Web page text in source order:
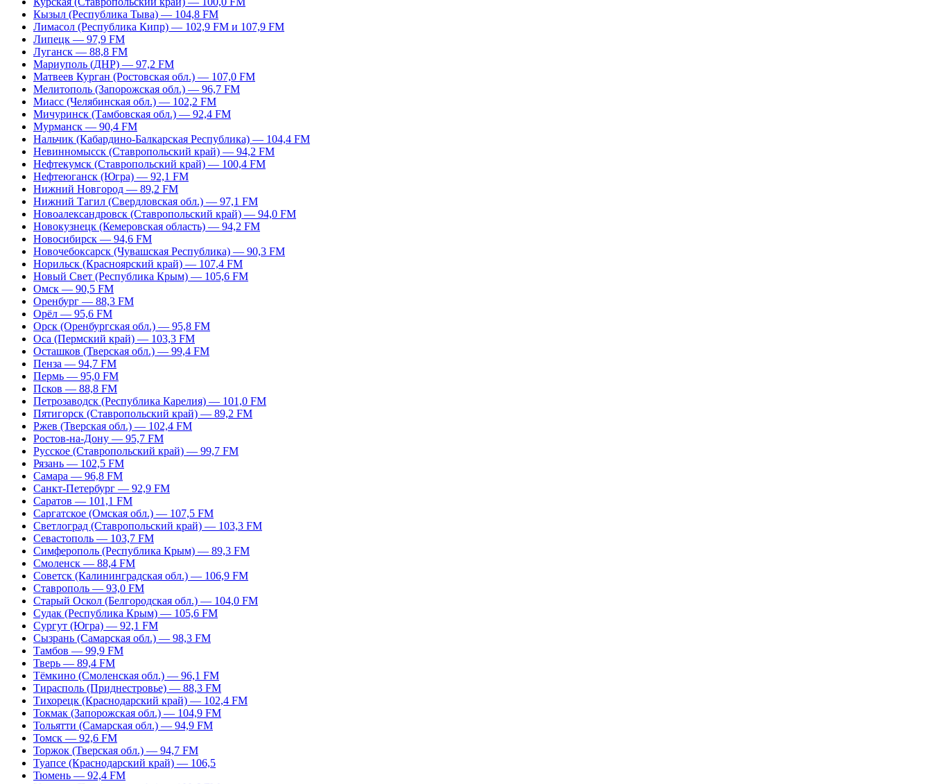
Кызыл (Республика Тыва) — 104,8 FM
Лимасол (Республика Кипр) — 102,9 FM и 107,9 FM
Липецк — 97,9 FM
Луганск — 88,8 FM
Мариуполь (ДНР) — 97,2 FM
Матвеев Курган (Ростовская обл.) — 107,0 FM
Мелитополь (Запорожская обл.) — 96,7 FM
Миасс (Челябинская обл.) — 102,2 FM
Мичуринск (Тамбовская обл.) — 92,4 FM
Мурманск — 90,4 FM
Нальчик (Кабардино-Балкарская Республика) — 104,4 FM
Невинномысск (Ставропольский край) — 94,2 FM
Нефтекумск (Ставропольский край) — 100,4 FM
Нефтеюганск (Югра) — 92,1 FM
Нижний Новгород — 89,2 FM
Нижний Тагил (Свердловская обл.) — 97,1 FM
Новоалександровск (Ставропольский край) — 94,0 FM
Новокузнецк (Кемеровская область) — 94,2 FM
Новосибирск — 94,6 FM
Новочебоксарск (Чувашская Республика) — 90,3 FM
Норильск (Красноярский край) — 107,4 FM
Новый Свет (Республика Крым) — 105,6 FM
Омск — 90,5 FM
Оренбург — 88,3 FM
Орёл — 95,6 FM
Орск (Оренбургская обл.) — 95,8 FM
Оса (Пермский край) — 103,3 FM
Осташков (Тверская обл.) — 99,4 FM
Пенза — 94,7 FM
Пермь — 95,0 FM
Псков — 88,8 FM
Петрозаводск (Республика Карелия) — 101,0 FM
Пятигорск (Ставропольский край) — 89,2 FM
Ржев (Тверская обл.) — 102,4 FM
Ростов-на-Дону — 95,7 FM
Русское (Ставропольский край) — 99,7 FM
Рязань — 102,5 FM
Самара — 96,8 FM
Санкт-Петербург — 92,9 FM
Саратов — 101,1 FM
Саргатское (Омская обл.) — 107,5 FM
Светлоград (Ставропольский край) — 103,3 FM
Севастополь — 103,7 FM
Симферополь (Республика Крым) — 89,3 FM
Смоленск — 88,4 FM
Советск (Калининградская обл.) — 106,9 FM
Ставрополь — 93,0 FM
Старый Оскол (Белгородская обл.) — 104,0 FM
Судак (Республика Крым) — 105,6 FM
Сургут (Югра) — 92,1 FM
Сызрань (Самарская обл.) — 98,3 FM
Тамбов — 99,9 FM
Тверь — 89,4 FM
Тёмкино (Смоленская обл.) — 96,1 FM
Тирасполь (Приднестровье) — 88,3 FM
Тихорецк (Краснодарский край) — 102,4 FM
Токмак (Запорожская обл.) — 104,9 FM
Тольятти (Самарская обл.) — 94,9 FM
Томск — 92,6 FM
Торжок (Тверская обл.) — 94,7 FM
Туапсе (Краснодарский край) — 106,5
Тюмень — 92,4 FM